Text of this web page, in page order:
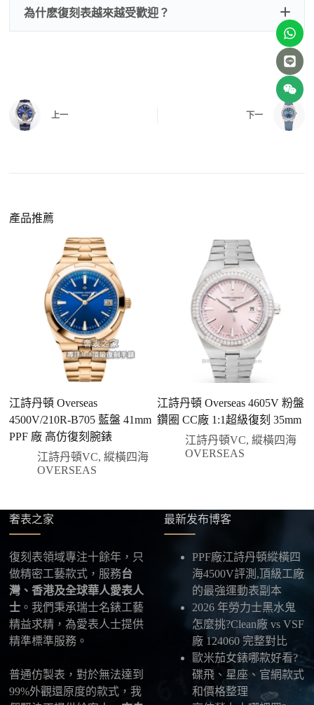
是否有異音，再根據款式進行上弦與功能測試。
測試日期調校、計時按鍵、GMT 指針、夜光等所
與照片發
給您確認，確定沒有問題後才會安排出貨。
注：部分原裝盒子需要加錢購買，價格也不貴。
交易方式
請先透過網站上的聯繫方式與我們取得聯繫，將您感
們會先幫您確認版本與實際價格。
二、確認款式與價格
客服會與您確認品牌、尺寸、顏色、配件等細節，如
有現貨會直接幫您預留；若需要排單，我們也會事先
說明大約出貨時間。
三、安排付款方式
您可以選擇先付少量訂金預留貨品，餘款在出貨
前或收到實拍照片後再支付；也可以一次性全額
付款，我們會在原有價格基礎上盡量幫您爭取更
優惠的方案。部分地區可協助安排較安全的到付
方式，具體以當下說明為準。
四、填寫收件資料與出貨
供最新物流資訊與查件連結。
五、海外寄送說明
本店支援寄送至香港、澳門、台灣、欧美以及其他海
外地區，運費會依照目的地與物流方案另行報價，客
服在出貨前會跟您確認清楚。
最後：喜歡就別拖太久，有些熱門款現貨數量有
限，早一步確認，就能早一點戴上喜歡的腕錶。
為什麽復刻表越來越受歡迎？
：以原裝價格的十分之一即可享受相
同外觀與佩戴質感。
合日常通勤與旅行佩戴。
上一 下一
產品推薦
江詩丹頓 Overseas
4500V/210R-B705 藍盤 41mm
PPF 廠 高仿復刻腕錶
江詩丹頓VC,縱橫四海
OVERSEAS
江詩丹頓 Overseas 4605V 粉盤
鑽圈 CC廠 1:1超級復刻 35mm
江詩丹頓VC, 縱橫四海
OVERSEAS
奢表之家
復刻表領域專注十餘年，只
做精密工藝款式，服務台
灣、香港及全球華人愛表人
士 。我們秉承瑞士名錶工藝
精益求精，為愛表人士提供
精準標準服務。
普通仿製表，對於無法達到
99%外觀還原度的款式，我
最新发布博客
PPF廠江詩丹頓縱橫四
海4500V評測,頂級工廠
的最強運動表副本
2026 年勞力士黑水鬼
怎麼挑?Clean廠 vs VSF
廠 124060 完整對比
歐米茄女錶哪款好看?
碟飛、星座、官網款式
和價格整理